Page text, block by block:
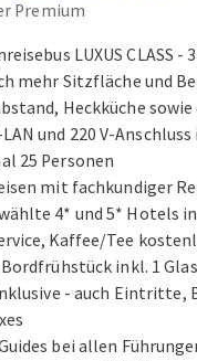
Premium
LUXUS CLASS -
mehr Sitzfläche und
Heckküche
LAN und 220 V-
25 Personen
mit fachkundiger
4* und 5* Hotels
Kaffee/Tee
Bordfrühstück inkl. 1
- auch Eintritte,
bei allen